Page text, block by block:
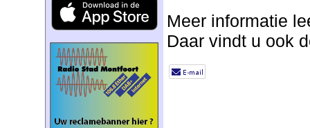
Meer informatie
Daar vindt u ook